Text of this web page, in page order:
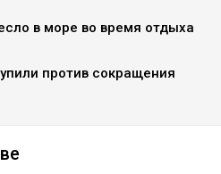
в море во время отдыха
против сокращения